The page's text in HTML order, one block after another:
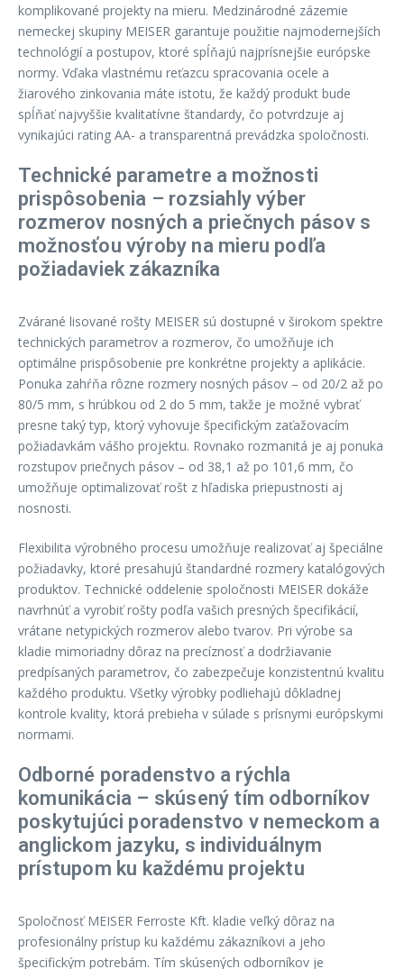
komplikované projekty na mieru. Medzinárodné zázemie
nemeckej skupiny MEISER garantuje použitie najmodernejších
technológií a postupov, ktoré spĺňajú najprísnejšie európske
normy. Vďaka vlastnému reťazcu spracovania ocele a
žiarového zinkovania máte istotu, že každý produkt bude
spĺňať najvyššie kvalitatívne štandardy, čo potvrdzuje aj
vynikajúci rating AA- a transparentná prevádzka spoločnosti.
Technické parametre a možnosti
prispôsobenia – rozsiahly výber
rozmerov nosných a priečnych pásov s
možnosťou výroby na mieru podľa
požiadaviek zákazníka
Zvárané lisované rošty MEISER sú dostupné v širokom spektre
technických parametrov a rozmerov, čo umožňuje ich
optimálne prispôsobenie pre konkrétne projekty a aplikácie.
Ponuka zahŕňa rôzne rozmery nosných pásov – od 20/2 až po
80/5 mm, s hrúbkou od 2 do 5 mm, takže je možné vybrať
presne taký typ, ktorý vyhovuje špecifickým zaťažovacím
požiadavkám vášho projektu. Rovnako rozmanitá je aj ponuka
rozstupov priečnych pásov – od 38,1 až po 101,6 mm, čo
umožňuje optimalizovať rošt z hľadiska priepustnosti aj
nosnosti.
Flexibilita výrobného procesu umožňuje realizovať aj špeciálne
požiadavky, ktoré presahujú štandardné rozmery katalógových
produktov. Technické oddelenie spoločnosti MEISER dokáže
navrhnúť a vyrobiť rošty podľa vašich presných špecifikácií,
vrátane netypických rozmerov alebo tvarov. Pri výrobe sa
kladie mimoriadny dôraz na precíznosť a dodržiavanie
predpísaných parametrov, čo zabezpečuje konzistentnú kvalitu
každého produktu. Všetky výrobky podliehajú dôkladnej
kontrole kvality, ktorá prebieha v súlade s prísnymi európskymi
normami.
Odborné poradenstvo a rýchla
komunikácia – skúsený tím odborníkov
poskytujúci poradenstvo v nemeckom a
anglickom jazyku, s individuálnym
prístupom ku každému projektu
Spoločnosť MEISER Ferroste Kft. kladie veľký dôraz na
profesionálny prístup ku každému zákazníkovi a jeho
špecifickým potrebám. Tím skúsených odborníkov je